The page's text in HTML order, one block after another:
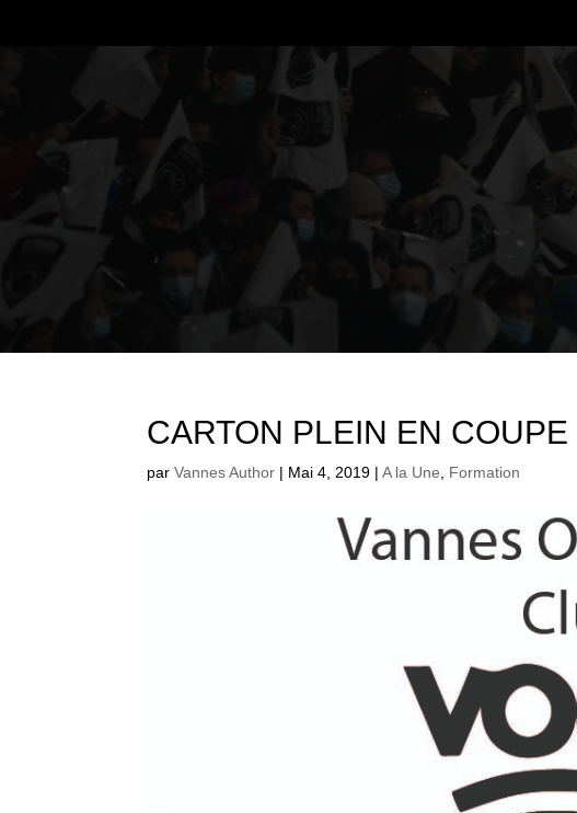
CARTON PLEIN EN
parVannes Author | Mai 4, 2019 |A la Une, Formation